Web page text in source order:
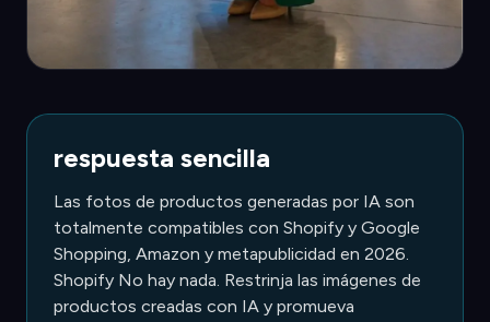
respuesta sencilla
Las fotos de productos generadas por IA son
totalmente compatibles con Shopify y Google
Shopping, Amazon y metapublicidad en 2026.
Shopify No hay nada. Restrinja las imágenes de
productos creadas con IA y promueva